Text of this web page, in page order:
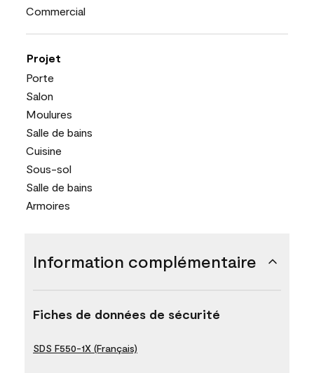
Commercial
Projet
Porte
Salon
Moulures
Salle de bains
Cuisine
Sous-sol
Salle de bains
Armoires
Information complémentaire
Fiches de données de sécurité
SDS F550-1X (Français)